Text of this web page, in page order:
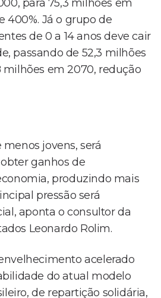
para 75,3 milhões em
400%. Já o grupo de
de 0 a 14 anos deve cair
passando de 52,3 milhões
milhões em 2070, redução
jovens, será
ganhos de
produzindo mais
pressão será
aponta o consultor da
Leonardo Rolim.
acelerado
do atual modelo
de repartição solidária,